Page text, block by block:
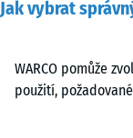
Jak vybrat
WARCO pomůže
použití,